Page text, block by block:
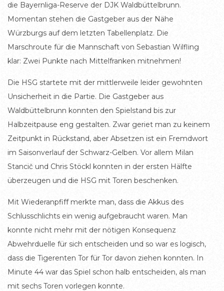
die Bayernliga-Reserve der DJK Waldbüttelbrunn.
Momentan stehen die Gastgeber aus der Nähe
Würzburgs auf dem letzten Tabellenplatz. Die
Marschroute für die Mannschaft von Sebastian Wilfling
klar: Zwei Punkte nach Mittelfranken mitnehmen!
Die HSG startete mit der mittlerweile leider gewohnten
Unsicherheit in die Partie. Die Gastgeber aus
Waldbüttelbrunn konnten den Spielstand bis zur
Halbzeitpause eng gestalten. Zwar geriet man zu keinem
Zeitpunkt in Rückstand, aber Absetzen ist ein Fremdwort
im Saisonverlauf der Schwarz-Gelben. Vor allem Milan
Stancič und Chris Stöckl konnten in der ersten Hälfte
überzeugen und die HSG mit Toren beschenken.
Mit Wiederanpfiff merkte man, dass die Akkus des
Schlusschlichts ein wenig aufgebraucht waren. Man
konnte nicht mehr mit der nötigen Konsequenz
Abwehrduelle für sich entscheiden und so war es logisch,
dass die Tigerenten Tor für Tor davon ziehen konnten. In
Minute 44 war das Spiel schon halb entscheiden, als man
mit sechs Toren vorlegen konnte.